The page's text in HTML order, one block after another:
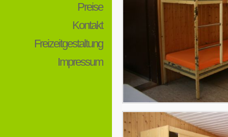
Preise
Kontakt
Freizeitgestaltung
Impressum